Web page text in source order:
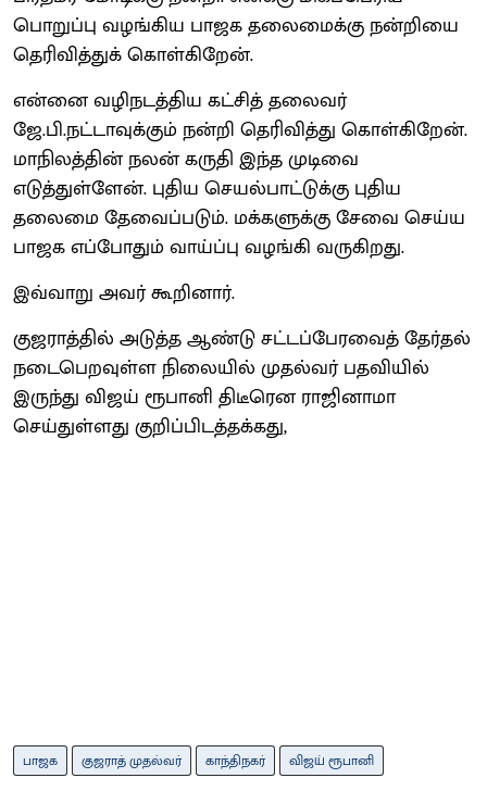
பொறுப்பு வழங்கிய பாஜக தலைமைக்கு நன்றியை
தெரிவித்துக் கொள்கிறேன்.
என்னை வழிநடத்திய கட்சித் தலைவர்
ஜே.பி.நட்டாவுக்கும் நன்றி தெரிவித்து கொள்கிறேன்.
மாநிலத்தின் நலன் கருதி இந்த முடிவை
எடுத்துள்ளேன். புதிய செயல்பாட்டுக்கு புதிய
தலைமை தேவைப்படும். மக்களுக்கு சேவை செய்ய
பாஜக எப்போதும் வாய்ப்பு வழங்கி வருகிறது.
இவ்வாறு அவர் கூறினார்.
குஜராத்தில் அடுத்த ஆண்டு சட்டப்பேரவைத் தேர்தல்
நடைபெறவுள்ள நிலையில் முதல்வர் பதவியில்
இருந்து விஜய் ரூபானி திடீரென ராஜினாமா
செய்துள்ளது குறிப்பிடத்தக்கது,
பாஜக குஜராத் முதல்வர் காந்திநகர் விஜய் ரூபானி